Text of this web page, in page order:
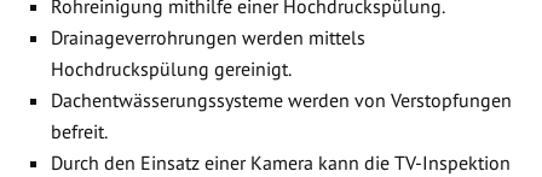
Rohreinigung mithilfe einer Hochdruckspülung.
Drainageverrohrungen werden mittels
Hochdruckspülung gereinigt.
Dachentwässerungssysteme werden von Verstopfungen
befreit.
Durch den Einsatz einer Kamera kann die TV-Inspektion